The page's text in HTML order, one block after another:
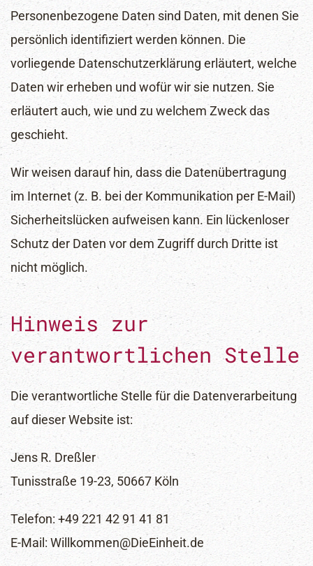
Personenbezogene Daten sind Daten, mit denen Sie
persönlich identifiziert werden können. Die
vorliegende Datenschutzerklärung erläutert, welche
Daten wir erheben und wofür wir sie nutzen. Sie
erläutert auch, wie und zu welchem Zweck das
geschieht.
Wir weisen darauf hin, dass die Datenübertragung
im Internet (z. B. bei der Kommunikation per E-Mail)
Sicherheitslücken aufweisen kann. Ein lückenloser
Schutz der Daten vor dem Zugriff durch Dritte ist
nicht möglich.
Hinweis zur
verantwortlichen Stelle
Die verantwortliche Stelle für die Datenverarbeitung
auf dieser Website ist:
Jens R. Dreßler
Tunisstraße 19-23, 50667 Köln
Telefon: +49 221 42 91 41 81
E-Mail: Willkommen@DieEinheit.de